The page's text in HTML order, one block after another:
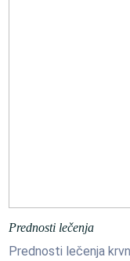
Prednosti lečenja
Prednosti lečenja